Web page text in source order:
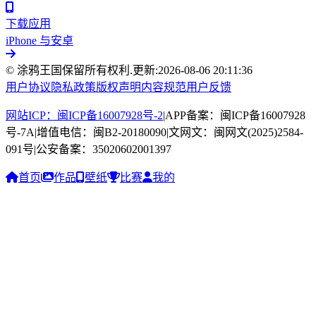
下载应用
iPhone 与安卓
© 涂鸦王国保留所有权利.更新:2026-08-06 20:11:36
用户协议 隐私政策版权声明内容规范用户反馈
网站ICP：闽ICP备16007928号-2|APP备案：闽ICP备16007928
号-7A|增值电信：闽B2-20180090|文网文：闽网文(2025)2584-
091号|公安备案：35020602001397
首页 作品 壁纸 比赛 我的